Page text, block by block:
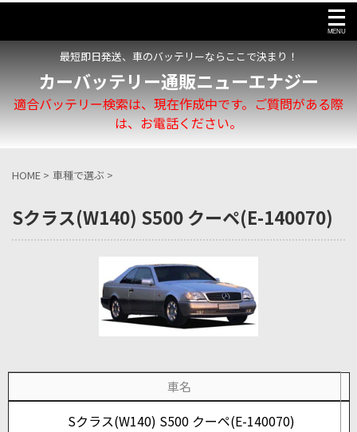
最短即日発送、車のバッテリーならここで決まり！
カーバッテリー通販ニューエナジー
適合バッテリー検索は、現在作成中です。ご質問がある際
は、お電話ください。
HOME > 車種で選ぶ >
Sクラス(W140) S500 クーペ(E-140070)
車名
Sクラス(W140) S500 クーペ(E-140070)